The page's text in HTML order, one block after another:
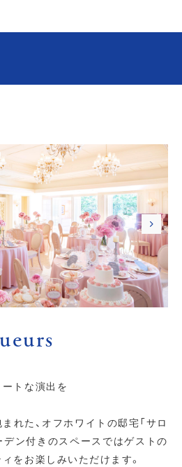
トな演出を
れた、オフホワイトの邸宅「サロ
デン付きのスペースではゲストの
をお楽しみいただけます。